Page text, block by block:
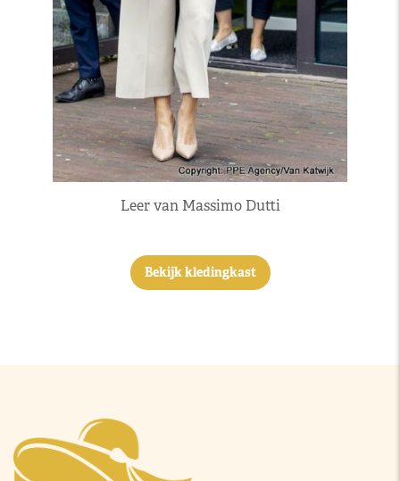
Leer van Massimo Dutti
Bekijk kledingkast